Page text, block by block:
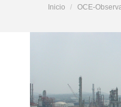
Estás aquí:
Inicio OCE-